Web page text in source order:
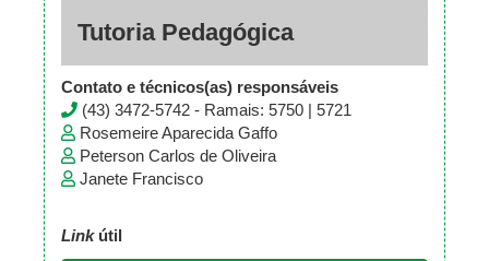
Tutoria Pedagógica
Contato e técnicos(as) responsáveis
(43) 3472-5742 - Ramais: 5750 | 5721
Rosemeire Aparecida Gaffo
Peterson Carlos de Oliveira
Janete Francisco
Linkútil